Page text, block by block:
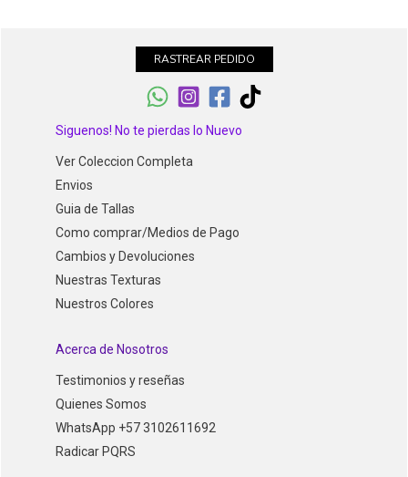
RASTREAR PEDIDO
Siguenos! No te pierdas lo Nuevo
Ver Coleccion Completa
Envios
Guia de Tallas
Como comprar/Medios de Pago
Cambios y Devoluciones
Nuestras Texturas
Nuestros Colores
Acerca de Nosotros
Testimonios y reseñas
Quienes Somos
WhatsApp +57 3102611692
Radicar PQRS